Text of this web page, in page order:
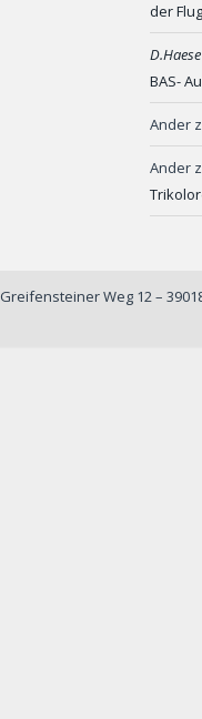
der
BAS-
Ander
Ander
Weg 12 –